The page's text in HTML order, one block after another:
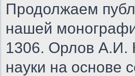
Продолжаем
нашей
1306. Орлов А.И.
науки на основе